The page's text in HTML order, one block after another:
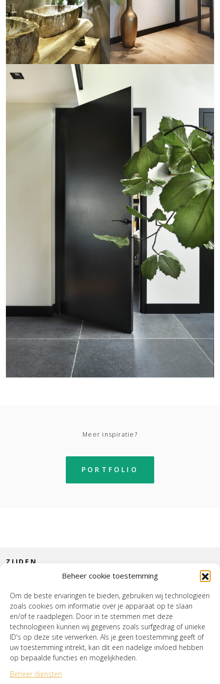
Beheer cookie toestemming
Om de beste ervaringen te bieden, gebruiken wij technologieën
zoals cookies om informatie over je apparaat op te slaan
en/of te raadplegen. Door in te stemmen met deze
technologieën kunnen wij gegevens zoals surfgedrag of unieke
ID's op deze site verwerken. Als je geen toestemming geeft of
uw toestemming intrekt, kan dit een nadelige invloed hebben
op bepaalde functies en mogelijkheden.
Beheer diensten
Meer inspiratie?
PORTFOLIO
HOUSE OF WURPEL
OPENINGSTIJDEN
ZIJDEN
INTERIEUR